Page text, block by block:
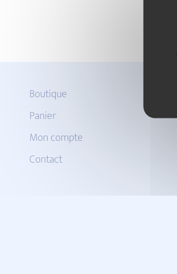
Boutique
Panier
Mon compte
Contact